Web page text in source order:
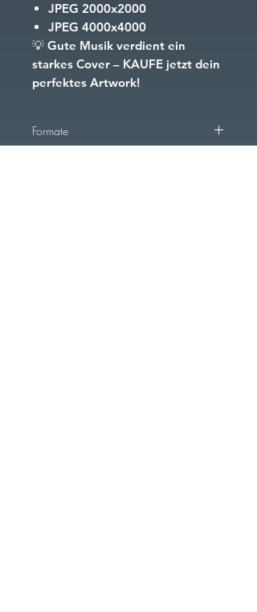
JPEG 2000x2000
JPEG 4000x4000
💡 Gute Musik verdient ein
starkes Cover – KAUFE jetzt dein
perfektes Artwork!
Formate